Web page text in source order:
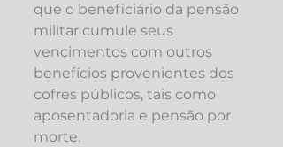
que o beneficiário da pensão
militar cumule seus
vencimentos com outros
benefícios provenientes dos
cofres públicos, tais como
aposentadoria e pensão por
morte.